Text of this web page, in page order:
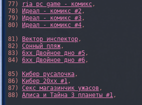
77)
ria pc game - комикс,
78)
Идеал - комикс #2,
79)
Идеал - комикс #3,
80)
Идеал - комикс #4,
81)
Вектор инспектор,
82) Сонный пляж,
83) 6xx Двойное дно #5,
84) 6xx Двойное дно #6,
85)
Кибер русалочка,
86)
Кибер 20xx #1,
87) Секс магазинчик ужасов ,
88) Алиса и Тайна 3 планеты #1,